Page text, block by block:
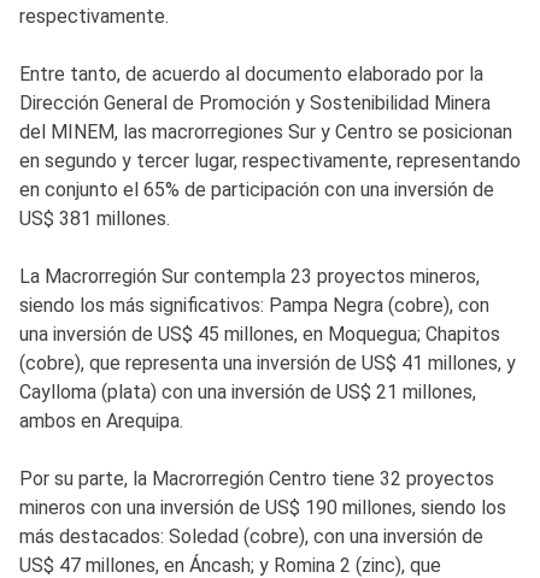
respectivamente.
Entre tanto, de acuerdo al documento elaborado por la
Dirección General de Promoción y Sostenibilidad Minera
del MINEM, las macrorregiones Sur y Centro se posicionan
en segundo y tercer lugar, respectivamente, representando
en conjunto el 65% de participación con una inversión de
US$ 381 millones.
La Macrorregión Sur contempla 23 proyectos mineros,
siendo los más significativos: Pampa Negra (cobre), con
una inversión de US$ 45 millones, en Moquegua; Chapitos
(cobre), que representa una inversión de US$ 41 millones, y
Caylloma (plata) con una inversión de US$ 21 millones,
ambos en Arequipa.
Por su parte, la Macrorregión Centro tiene 32 proyectos
mineros con una inversión de US$ 190 millones, siendo los
más destacados: Soledad (cobre), con una inversión de
US$ 47 millones, en Áncash; y Romina 2 (zinc), que